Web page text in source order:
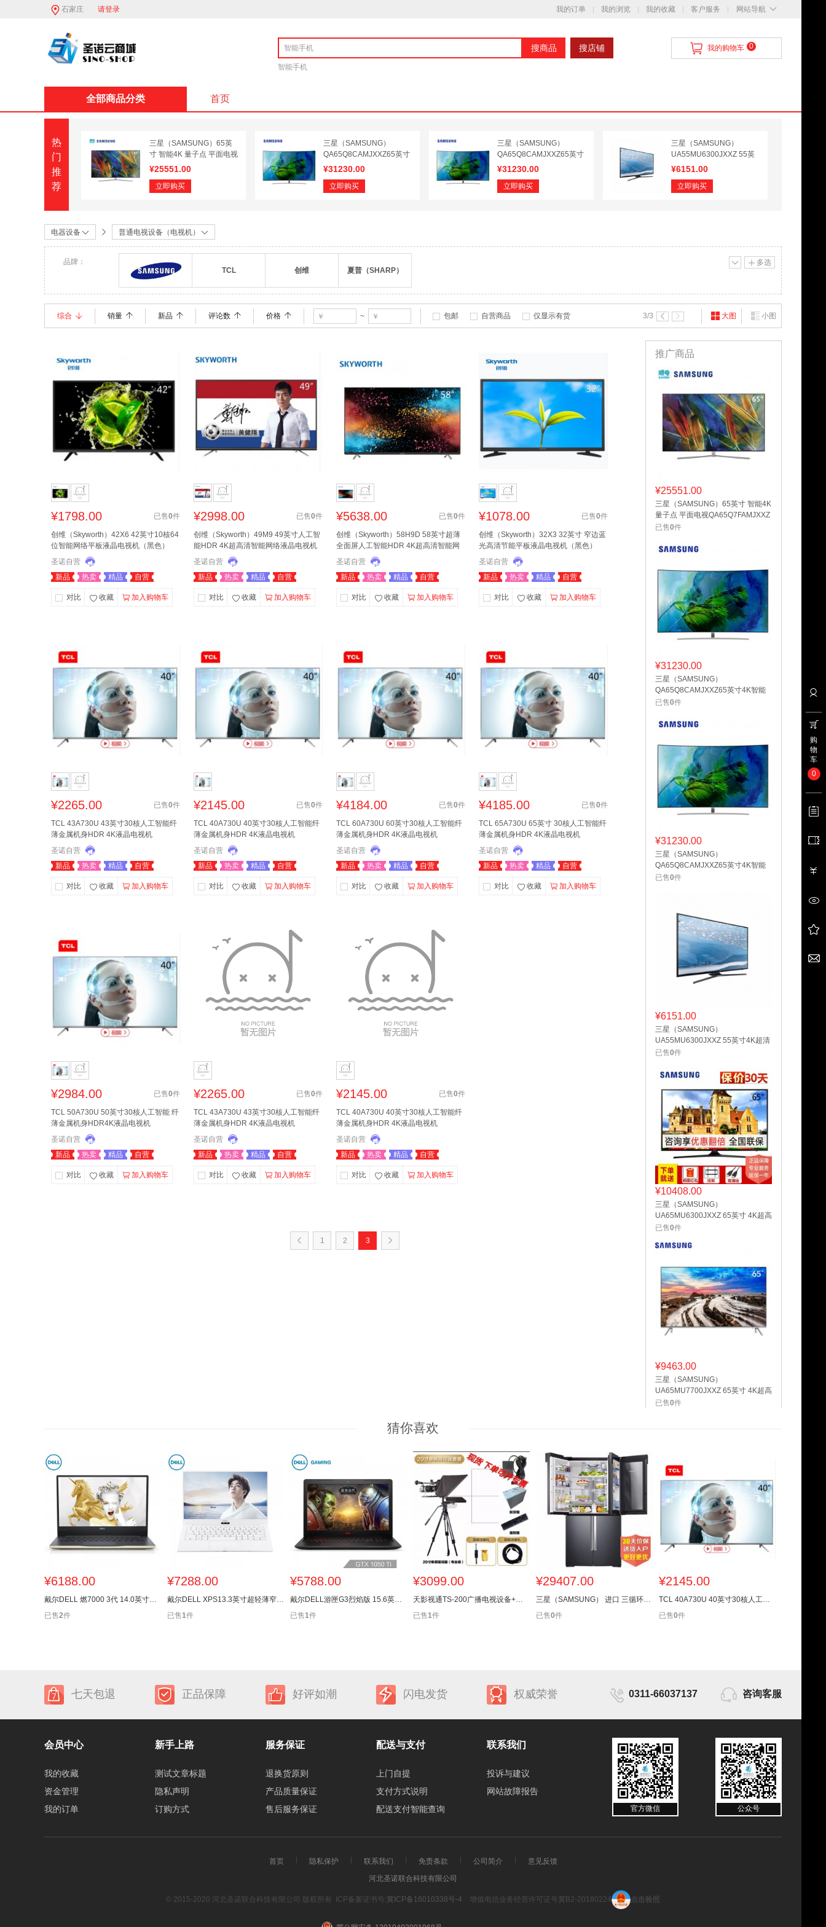
石家庄 请登录 我的订单 我的浏览 我的收藏 客户服务 网站导航
搜商品 搜店铺
智能手机
我的购物车 0
全部商品分类 首页
热
门
推
荐
三星（SAMSUNG）65英
寸 智能4K 量子点 平面电视
QA65Q7FAMJXXZ
¥25551.00
立即购买
三星（SAMSUNG）
QA65Q8CAMJXXZ65英寸
4K智能光质量子点曲面电
¥31230.00
立即购买
三星（SAMSUNG）
QA65Q8CAMJXXZ65英寸
4K智能光质量子点曲面电
¥31230.00
立即购买
三星（SAMSUNG）
UA55MU6300JXXZ 55英
寸4K超清智能液晶平板电
¥6151.00
立即购买
电器设备 普通电视设备（电视机）
品牌：
三星
TCL 创维 夏普（SHARP）
多选
综合 销量 新品 评论数 价格 ~ 包邮 自营商品 仅显示有货 3/3 大图 小图
¥1798.00 已售0件
创维（Skyworth）42X6 42英寸10核64
位智能网络平板液晶电视机（黑色）
圣诺自营
新品
热卖 精品 自营
对比 收藏 加入购物车
¥2998.00 已售0件
创维（Skyworth）49M9 49英寸人工智
能HDR 4K超高清智能网络液晶电视机
圣诺自营
新品
热卖 精品 自营
对比 收藏 加入购物车
¥5638.00 已售0件
创维（Skyworth）58H9D 58英寸超薄
全面屏人工智能HDR 4K超高清智能网
圣诺自营
新品
热卖 精品 自营
对比 收藏 加入购物车
¥1078.00 已售0件
创维（Skyworth）32X3 32英寸 窄边蓝
光高清节能平板液晶电视机（黑色）
圣诺自营
新品
热卖 精品 自营
对比 收藏 加入购物车
¥2265.00 已售0件
TCL 43A730U 43英寸30核人工智能纤
薄金属机身HDR 4K液晶电视机
圣诺自营
新品
热卖 精品 自营
对比 收藏 加入购物车
¥2145.00 已售0件
TCL 40A730U 40英寸30核人工智能纤
薄金属机身HDR 4K液晶电视机
圣诺自营
新品
热卖 精品 自营
对比 收藏 加入购物车
¥4184.00 已售0件
TCL 60A730U 60英寸30核人工智能纤
薄金属机身HDR 4K液晶电视机
圣诺自营
新品
热卖 精品 自营
对比 收藏 加入购物车
¥4185.00 已售0件
TCL 65A730U 65英寸 30核人工智能纤
薄金属机身HDR 4K液晶电视机
圣诺自营
新品
热卖 精品 自营
对比 收藏 加入购物车
¥2984.00 已售0件
TCL 50A730U 50英寸30核人工智能 纤
薄金属机身HDR4K液晶电视机
圣诺自营
新品
热卖 精品 自营
对比 收藏 加入购物车
¥2265.00 已售0件
TCL 43A730U 43英寸30核人工智能纤
薄金属机身HDR 4K液晶电视机
圣诺自营
新品
热卖 精品 自营
对比 收藏 加入购物车
¥2145.00 已售0件
TCL 40A730U 40英寸30核人工智能纤
薄金属机身HDR 4K液晶电视机
圣诺自营
新品
热卖 精品 自营
对比 收藏 加入购物车
1 2 3
推广商品
¥25551.00
三星（SAMSUNG）65英寸 智能4K
量子点 平面电视QA65Q7FAMJXXZ
已售0件
¥31230.00
三星（SAMSUNG）
QA65Q8CAMJXXZ65英寸4K智能
光质量子点曲面电视
已售0件
¥31230.00
三星（SAMSUNG）
QA65Q8CAMJXXZ65英寸4K智能
光质量子点曲面电视
已售0件
¥6151.00
三星（SAMSUNG）
UA55MU6300JXXZ 55英寸4K超清
智能液晶平板电视机
已售0件
¥10408.00
三星（SAMSUNG）
UA65MU6300JXXZ 65英寸 4K超高
清 液晶平板电视
已售0件
¥9463.00
三星（SAMSUNG）
UA65MU7700JXXZ 65英寸 4K超高
清 HDR 智能电视
已售0件
猜你喜欢
¥6188.00
戴尔DELL 燃7000 3代 14.0英寸轻薄窄边框笔记本电脑(i7-8565U8G
已售2件
¥7288.00
戴尔DELL XPS13.3英寸超轻薄窄边框笔记本电脑(i5-8250U 8G256GS
已售1件
¥5788.00
戴尔DELL游匣G3烈焰版 15.6英寸游戏笔记本电脑(i5-8300H 8G128G
已售1件
¥3099.00
天影视通TS-200广播电视设备+提词器
已售1件
¥29407.00
三星（SAMSUNG） 进口 三循环WiFi变频十字对开冰箱RF65M9371M1/SC
已售0件
¥2145.00
TCL 40A730U 40英寸30核人工智能纤薄金属机身HDR 4K液晶电视机
已售0件
购
物
车
0
七天包退 正品保障 好评如潮 闪电发货 权威荣誉 0311-66037137 咨询客服
会员中心
我的收藏
资金管理
我的订单
新手上路
测试文章标题
隐私声明
订购方式
服务保证
退换货原则
产品质量保证
售后服务保证
配送与支付
上门自提
支付方式说明
配送支付智能查询
联系我们
投诉与建议
网站故障报告
官方微信 公众号
首页 隐私保护 联系我们 免责条款 公司简介
意见反馈
河北圣诺联合科技有限公司
© 2015-2020 河北圣诺联合科技有限公司 版权所有 ICP备案证书号: 冀ICP备16010338号-4 增值电信业务经营许可证号冀B2-20180224 点击验照